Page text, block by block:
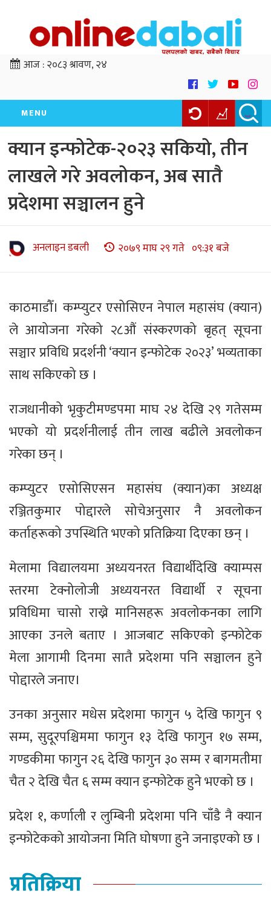
आज :२०८३ श्रावण, २४
MENU
क्यान इन्फोटेक-२०२३ सकियो, तीन
लाखले गरे अवलोकन, अब सातै
प्रदेशमा सञ्चालन हुने
अनलाइन डबली २०७९ माघ २९ गते ०९:३१ बजे
काठमाडौँ। कम्प्युटर एसोसिएन नेपाल महासंघ (क्यान)
ले आयोजना गरेको २८औं संस्करणको बृहत् सूचना
सञ्चार प्रविधि प्रदर्शनी ‘क्यान इन्फोटेक २०२३’ भव्यताका
साथ सकिएको छ ।
राजधानीको भृकुटीमण्डपमा माघ २४ देखि २९ गतेसम्म
भएको यो प्रदर्शनीलाई तीन लाख बढीले अवलोकन
गरेका छन् ।
कम्प्युटर एसोसिएसन महासंघ (क्यान)का अध्यक्ष
रञ्जितकुमार पोद्दारले सोचेअनुसार नै अवलोकन
कर्ताहरूको उपस्थिति भएको प्रतिक्रिया दिएका छन् ।
मेलामा विद्यालयमा अध्ययनरत विद्यार्थीदेखि क्याम्पस
स्तरमा टेक्नोलोजी अध्ययनरत विद्यार्थी र सूचना
प्रविधिमा चासो राख्ने मानिसहरू अवलोकनका लागि
आएका उनले बताए । आजबाट सकिएको इन्फोटेक
मेला आगामी दिनमा सातै प्रदेशमा पनि सञ्चालन हुने
पोद्दारले जनाए।
उनका अनुसार मधेस प्रदेशमा फागुन ५ देखि फागुन ९
सम्म, सुदूरपश्चिममा फागुन १३ देखि फागुन १७ सम्म,
गण्डकीमा फागुन २६ देखि फागुन ३० सम्म र बागमतीमा
चैत २ देखि चैत ६ सम्म क्यान इन्फोटेक हुने भएको छ ।
प्रदेश १, कर्णाली र लुम्बिनी प्रदेशमा पनि चाँडै नै क्यान
इन्फोटेकको आयोजना मिति घोषणा हुने जनाइएको छ ।
प्रतिक्रिया